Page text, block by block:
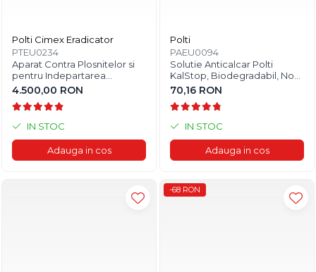
Polti Cimex Eradicator
PTEU0234
Aparat Contra Plosnitelor si
pentru Indepartarea
Insectelor si Gandacilor Polti
Cimex Eradicator, Ecologic,
2250 W, Alb
4.500,00 RON
IN STOC
Adauga in cos
Polti
PAEU0094
Solutie Anticalcar Polti
KalStop, Biodegradabil, Non-
toxic, 20 x 5 ml
70,16 RON
IN STOC
Adauga in cos
-68 RON